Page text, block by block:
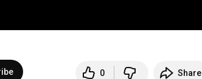
0 Share